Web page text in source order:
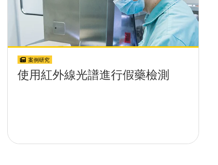
案例研究
使用紅外線光譜進行假藥檢測